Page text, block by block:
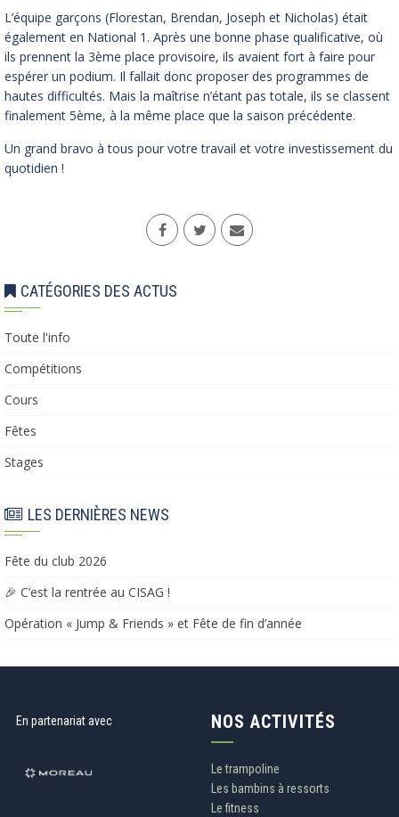
L’équipe garçons (Florestan, Brendan, Joseph et Nicholas) était
également en National 1. Après une bonne phase qualificative, où
ils prennent la 3ème place provisoire, ils avaient fort à faire pour
espérer un podium. Il fallait donc proposer des programmes de
hautes difficultés. Mais la maîtrise n’étant pas totale, ils se classent
finalement 5ème, à la même place que la saison précédente.
Un grand bravo à tous pour votre travail et votre investissement du
quotidien !
CATÉGORIES DES ACTUS
Toute l'info
Compétitions
Cours
Fêtes
Stages
LES DERNIÈRES NEWS
Fête du club 2026
🎉 C’est la rentrée au CISAG !
Opération « Jump & Friends » et Fête de fin d’année​​
En partenariat avec NOS ACTIVITÉS
Le trampoline
Les bambins à ressorts
Le fitness